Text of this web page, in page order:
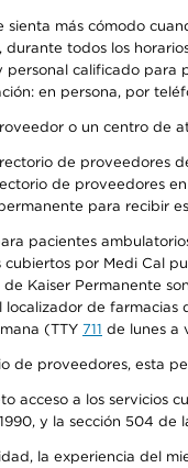
más cómodo
todos los
calificado
en persona, por
o un centro de
de proveedores
de proveedores
para recibir
pacientes
por Medi Cal
Kaiser Permanente
de farmacias
(TTY 711 de lunes a
de proveedores, esta
acceso a los
y la sección 504
la experiencia del